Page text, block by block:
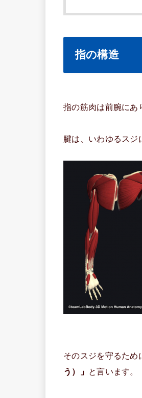
指の構造
指の筋肉は前腕にあ
腱は、いわゆるスジ
そのスジを守るため
う）」 と言います。